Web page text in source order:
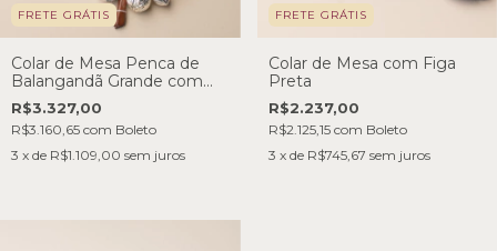
FRETE GRÁTIS
Colar de Mesa Penca de
Balangandã Grande com
Discos com Coco
R$3.327,00
R$3.160,65 com Boleto
3 x de R$1.109,00 sem juros
FRETE GRÁTIS
Colar de Mesa com Figa
Preta
R$2.237,00
R$2.125,15 com Boleto
3 x de R$745,67 sem juros